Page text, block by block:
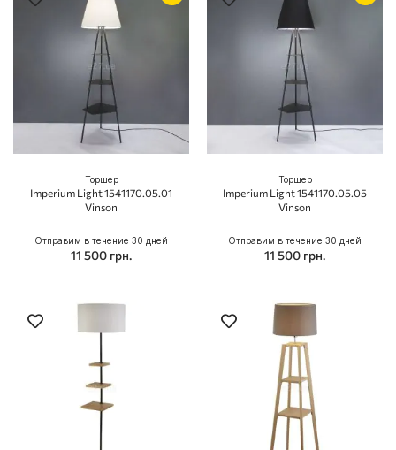
Торшер
Imperium Light 1541170.05.01
Vinson
Отправим в течение 30 дней
11 500 грн.
Торшер
Imperium Light 1541170.05.05
Vinson
Отправим в течение 30 дней
11 500 грн.